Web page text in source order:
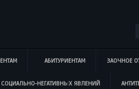
АБИТУРИЕНТАМ ЗАОЧНОЕ
НЕГАТИВНЫХ ЯВЛЕНИЙ